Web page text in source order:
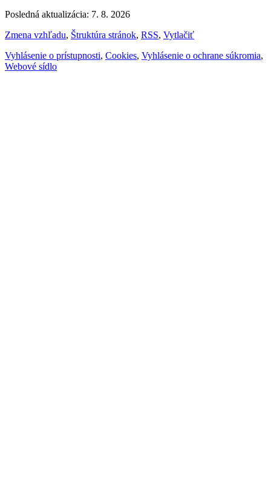
Posledná aktualizácia: 7. 8. 2026
Zmena vzhľadu, Štruktúra stránok, RSS, Vytlačiť
Vyhlásenie o prístupnosti, Cookies, Vyhlásenie o ochrane súkromia,
Webové sídlo